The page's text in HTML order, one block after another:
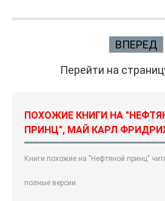
ВПЕРЕД
Перейти на
ПОХОЖИЕ КНИГИ НА
ПРИНЦ", МАЙ КАРЛ
Книги похожие на "Нефтяной принц"
полные версии.